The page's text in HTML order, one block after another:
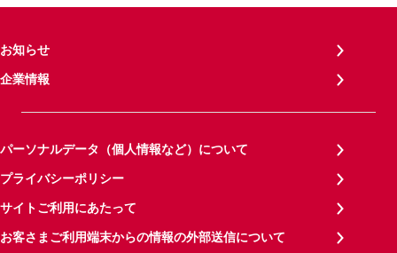
お知らせ
企業情報
パーソナルデータ（個人情報など）について
プライバシーポリシー
サイトご利用にあたって
お客さまご利用端末からの情報の外部送信について